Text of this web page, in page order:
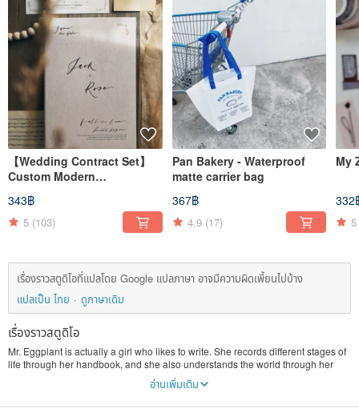
【Wedding Contract Set】
Custom Modern
Handwriting | European
Classical Textured Hot
Stamping | Hardcover
343฿
5 (103)
Pan Bakery - Waterproof
matte carrier bag
367฿
4.9 (17)
332
5
เรื่องราวสตูดิโอที่แปลโดย Google แปลภาษา อาจมีความผิดเพี้ยนไปบ้าง
แปลเป็น ไทย
ดูภาษาเดิม
เรื่องราวสตูดิโอ
Mr. Eggplant is actually a girl who likes to write. She records different stages of
life through her handbook, and she also understands the world through her
handbook. She is good at writing handwriting with a little literary personality.
She believes that handwriting can bring different positive energy to life. , is now
อ่านเพิ่มเติม